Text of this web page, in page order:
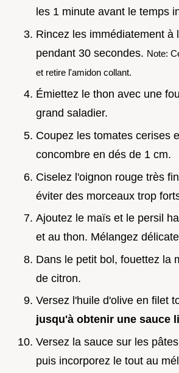
les 1 minute avant le temps
Rincez les immédiatement à
pendant 30 secondes. Note:
et retire l'amidon collant.
Émiettez le thon avec une
grand saladier.
Coupez les tomates cerises
concombre en dés de 1 cm.
Ciselez l'oignon rouge très
éviter des morceaux trop
Ajoutez le maïs et le persil
et au thon. Mélangez
Dans le petit bol, fouettez la
de citron.
Versez l'huile d'olive en filet
jusqu'à obtenir une sauce
Versez la sauce sur les
puis incorporez le tout au